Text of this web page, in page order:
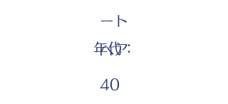
ート
ヘア
年代：
40